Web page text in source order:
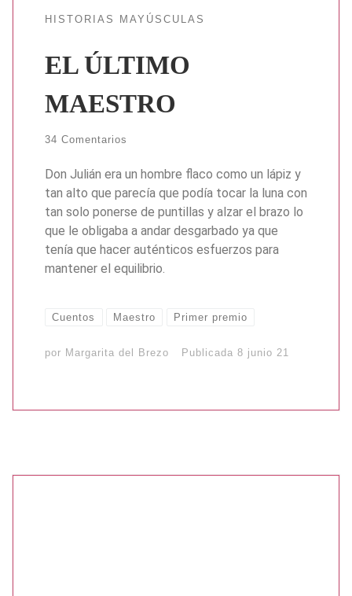
HISTORIAS MAYÚSCULAS
EL ÚLTIMO
MAESTRO
34 Comentarios
Don Julián era un hombre flaco como un lápiz y
tan alto que parecía que podía tocar la luna con
tan solo ponerse de puntillas y alzar el brazo lo
que le obligaba a andar desgarbado ya que
tenía que hacer auténticos esfuerzos para
mantener el equilibrio.
Cuentos Maestro Primer premio
por Margarita del Brezo Publicada 8 junio 21